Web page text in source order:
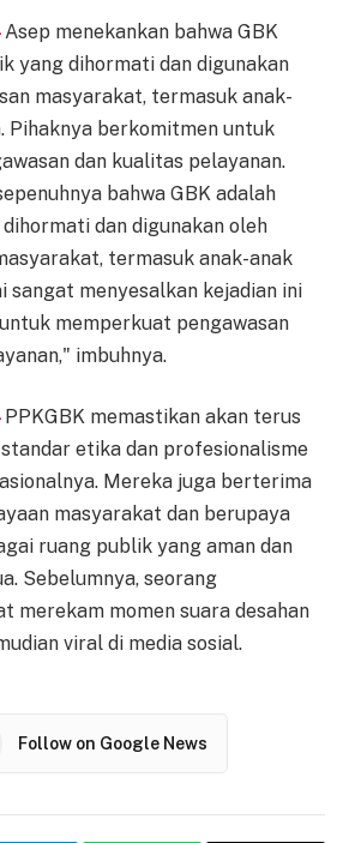
Asep menekankan bahwa GBK
yang dihormati dan digunakan
masyarakat, termasuk anak-
Pihaknya berkomitmen untuk
dan kualitas pelayanan.
bahwa GBK adalah
dan digunakan oleh
termasuk anak-anak
sangat menyesalkan kejadian ini
memperkuat pengawasan
imbuhnya.
PPKGBK memastikan akan terus
etika dan profesionalisme
Mereka juga berterima
masyarakat dan berupaya
ruang publik yang aman dan
Sebelumnya, seorang
merekam momen suara desahan
viral di media sosial.
Follow on Google News